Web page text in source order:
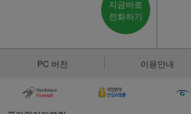
지금바로
전화하기
PC 버전 이용안내